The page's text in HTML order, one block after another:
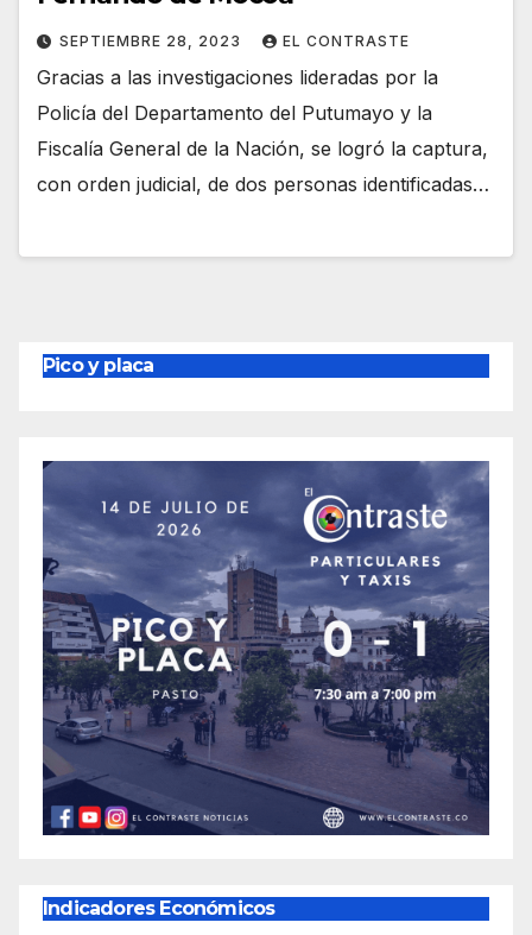
SEPTIEMBRE 28, 2023 EL CONTRASTE
Gracias a las investigaciones lideradas por la
Policía del Departamento del Putumayo y la
Fiscalía General de la Nación, se logró la captura,
con orden judicial, de dos personas identificadas…
Pico y placa
Indicadores Económicos